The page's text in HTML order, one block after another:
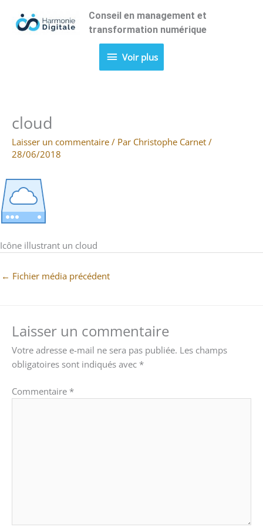
contenu
Conseil en management et
transformation numérique
Voir
plus
Voir plus
cloud
Laisser un commentaire / Par Christophe Carnet /
28/06/2018
Icône illustrant un cloud
← Fichier média précédent
Laisser un commentaire
Votre adresse e-mail ne sera pas publiée. Les champs
obligatoires sont indiqués avec *
Commentaire *